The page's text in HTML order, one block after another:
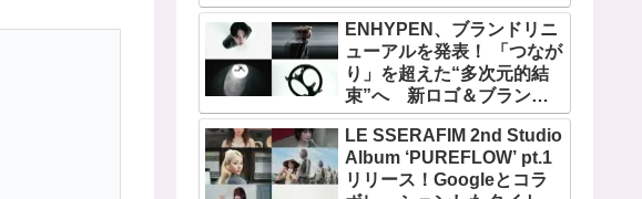
が登場
ENHYPEN、ブランドリニ
ューアルを発表！ 「つなが
り」を超えた“多次元的結
束”へ 新ロゴ＆ブランド
フィルム公開
LE SSERAFIM 2nd Studio
Album ‘PUREFLOW’ pt.1
リリース！Googleとコラ